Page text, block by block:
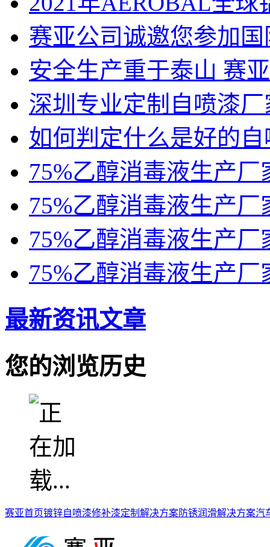
赛亚公司诚邀您参加
安全生产重于泰山 赛
深圳专业定制自喷漆厂
如何判定什么是好的
75%乙醇消毒液生产厂
75%乙醇消毒液生产厂
75%乙醇消毒液生产厂
75%乙醇消毒液生产厂
最新资讯文章
您的浏览历史
赛亚首页镀锌自喷漆修补漆定制解决方案防锈润滑解决方案汽